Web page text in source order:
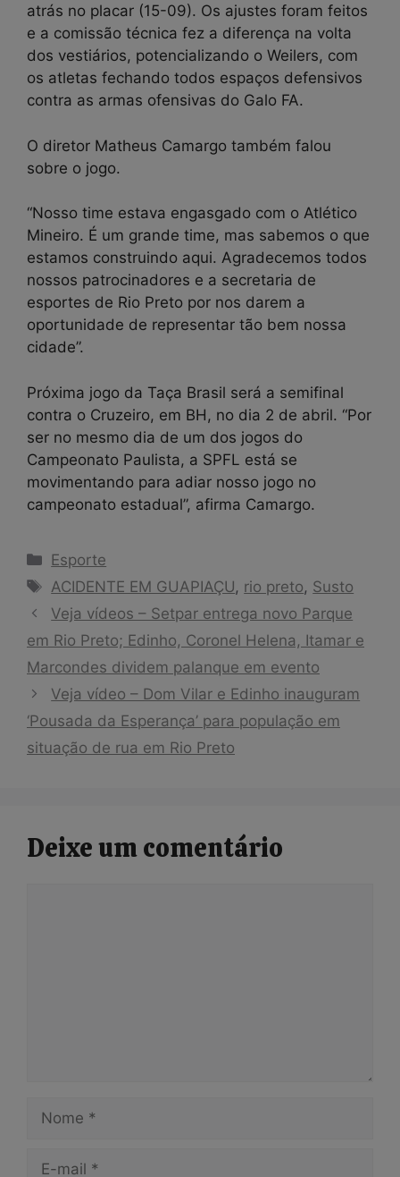
atrás no placar (15-09). Os ajustes foram feitos
e a comissão técnica fez a diferença na volta
dos vestiários, potencializando o Weilers, com
os atletas fechando todos espaços defensivos
contra as armas ofensivas do Galo FA.
O diretor Matheus Camargo também falou
sobre o jogo.
“Nosso time estava engasgado com o Atlético
Mineiro. É um grande time, mas sabemos o que
estamos construindo aqui. Agradecemos todos
nossos patrocinadores e a secretaria de
esportes de Rio Preto por nos darem a
oportunidade de representar tão bem nossa
cidade”.
Próxima jogo da Taça Brasil será a semifinal
contra o Cruzeiro, em BH, no dia 2 de abril. “Por
ser no mesmo dia de um dos jogos do
Campeonato Paulista, a SPFL está se
movimentando para adiar nosso jogo no
campeonato estadual”, afirma Camargo.
Categorias
Esporte
Tags
ACIDENTE EM GUAPIAÇU, rio preto, Susto
Veja vídeos – Setpar entrega novo Parque
em Rio Preto; Edinho, Coronel Helena, Itamar e
Marcondes dividem palanque em evento
Veja vídeo – Dom Vilar e Edinho inauguram
‘Pousada da Esperança’ para população em
situação de rua em Rio Preto
Deixe um comentário